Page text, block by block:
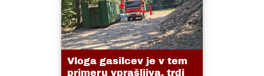
Vloga gasilcev je v tem
primeru vprašljiva, trdi